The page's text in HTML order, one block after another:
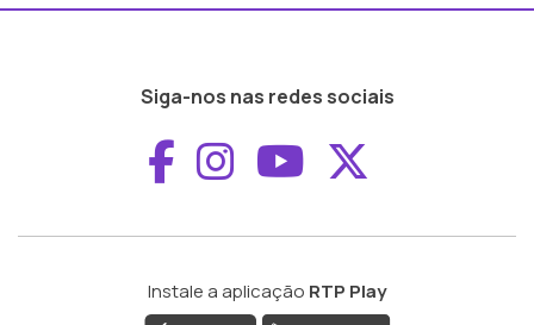
Siga-nos nas redes sociais
Aceder ao
Aceder ao
Aceder ao
Instale a aplicação RTP Play